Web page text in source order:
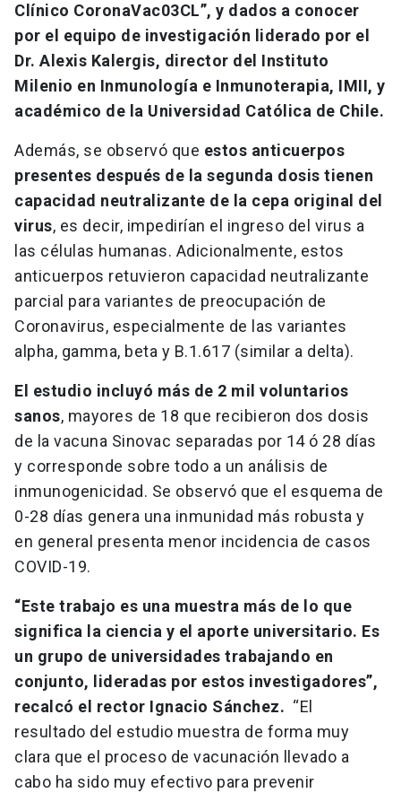
Clínico CoronaVac03CL”, y dados a conocer
por el equipo de investigación liderado por el
Dr. Alexis Kalergis, director del Instituto
Milenio en Inmunología e Inmunoterapia, IMII, y
académico de la Universidad Católica de Chile.
Además, se observó que estos anticuerpos
presentes después de la segunda dosis tienen
capacidad neutralizante de la cepa original del
virus, es decir, impedirían el ingreso del virus a
las células humanas. Adicionalmente, estos
anticuerpos retuvieron capacidad neutralizante
parcial para variantes de preocupación de
Coronavirus, especialmente de las variantes
alpha, gamma, beta y B.1.617 (similar a delta).
El estudio incluyó más de 2 mil voluntarios
sanos, mayores de 18 que recibieron dos dosis
de la vacuna Sinovac separadas por 14 ó 28 días
y corresponde sobre todo a un análisis de
inmunogenicidad. Se observó que el esquema de
0-28 días genera una inmunidad más robusta y
en general presenta menor incidencia de casos
COVID-19.
“Este trabajo es una muestra más de lo que
significa la ciencia y el aporte universitario. Es
un grupo de universidades trabajando en
conjunto, lideradas por estos investigadores”,
recalcó el rector Ignacio Sánchez. “El
resultado del estudio muestra de forma muy
clara que el proceso de vacunación llevado a
cabo ha sido muy efectivo para prevenir